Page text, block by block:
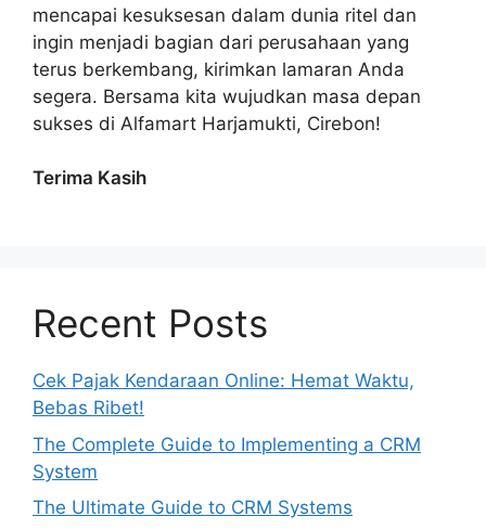
mencapai kesuksesan dalam dunia ritel dan
ingin menjadi bagian dari perusahaan yang
terus berkembang, kirimkan lamaran Anda
segera. Bersama kita wujudkan masa depan
sukses di Alfamart Harjamukti, Cirebon!
Terima Kasih
Recent Posts
Cek Pajak Kendaraan Online: Hemat Waktu,
Bebas Ribet!
The Complete Guide to Implementing a CRM
System
The Ultimate Guide to CRM Systems